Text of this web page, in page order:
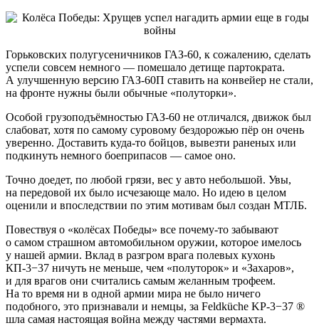
Горьковских полугусеничников ГАЗ-60, к сожалению, сделать
успели совсем немного — помешало детище партократа.
А улучшенную версию ГАЗ-60П ставить на конвейер не стали,
на фронте нужны были обычные «полуторки».
Особой грузоподъёмностью ГАЗ-60 не отличался, движок был
слабоват, хотя по самому суровому бездорожью пёр он очень
уверенно. Доставить куда-то бойцов, вывезти раненых или
подкинуть немного боеприпасов — самое оно.
Точно доедет, по любой грязи, вес у авто небольшой. Увы,
на передовой их было исчезающе мало. Но идею в целом
оценили и впоследствии по этим мотивам был создан МТЛБ.
Повествуя о «колёсах Победы» все почему-то забывают
о самом страшном автомобильном оружии, которое имелось
у нашей армии. Вклад в разгром врага полевых кухонь
КП-3−37 ничуть не меньше, чем «полуторок» и «Захаров»,
и для врагов они считались самым желанным трофеем.
На то время ни в одной армии мира не было ничего
подобного, это признавали и немцы, за Feldküche KP-3−37 ®
шла самая настоящая война между частями вермахта.